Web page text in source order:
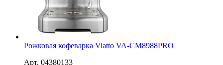
Рожковая кофеварка Viatto VA-CM8988PRO
Арт. 04380133